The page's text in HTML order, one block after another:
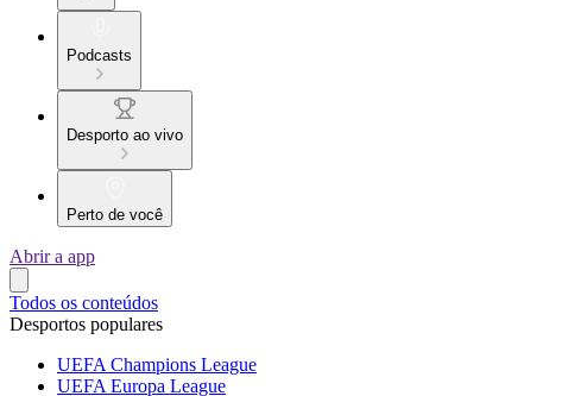
Podcasts
Desporto ao vivo
Perto de você
Abrir a app
Todos os conteúdos
Desportos populares
UEFA Champions League
UEFA Europa League